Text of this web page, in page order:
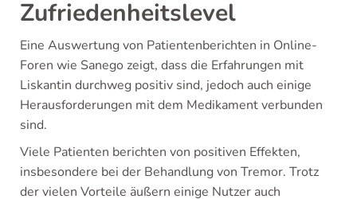
Zufriedenheitslevel
Eine Auswertung von Patientenberichten in Online-
Foren wie Sanego zeigt, dass die Erfahrungen mit
Liskantin durchweg positiv sind, jedoch auch einige
Herausforderungen mit dem Medikament verbunden
sind.
Viele Patienten berichten von positiven Effekten,
insbesondere bei der Behandlung von Tremor. Trotz
der vielen Vorteile äußern einige Nutzer auch